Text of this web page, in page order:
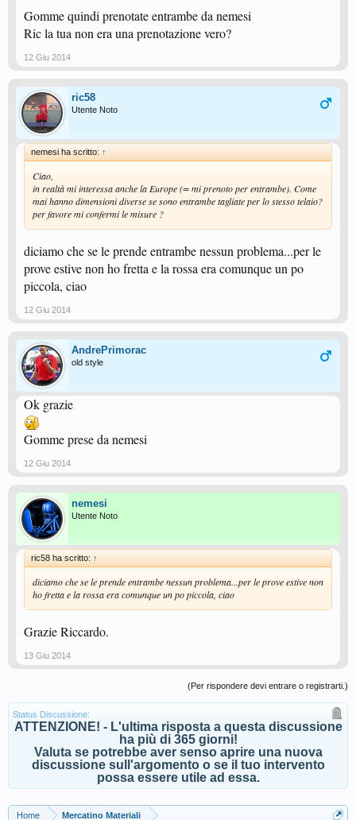
Gomme quindi prenotate entrambe da nemesi
Ric la tua non era una prenotazione vero?
12 Giu 2014
ric58
Utente Noto
nemesi ha scritto: ↑
Ciao,
in realtà mi interessa anche la Europe (= mi prenoto per entrambe). Come
mai hanno dimensioni diverse se sono entrambe tagliate per lo stesso telaio?
per favore mi confermi le misure ?
diciamo che se le prende entrambe nessun problema...per le
prove estive non ho fretta e la rossa era comunque un po
piccola, ciao
12 Giu 2014
AndrePrimorac
old style
Ok grazie
Gomme prese da nemesi
12 Giu 2014
nemesi
Utente Noto
ric58 ha scritto: ↑
diciamo che se le prende entrambe nessun problema...per le prove estive non
ho fretta e la rossa era comunque un po piccola, ciao
Grazie Riccardo.
13 Giu 2014
(Per rispondere devi entrare o registrarti.)
Status Discussione:
ATTENZIONE! - L'ultima risposta a questa discussione
ha più di 365 giorni!
Valuta se potrebbe aver senso aprire una nuova
discussione sull'argomento o se il tuo intervento
possa essere utile ad essa.
Home Mercatino Materiali